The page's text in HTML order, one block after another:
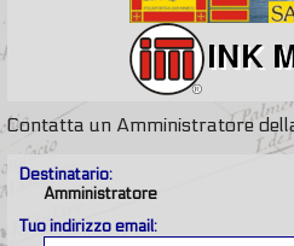
Contatta un Amministratore
Destinatario:
Amministratore
Tuo indirizzo email: